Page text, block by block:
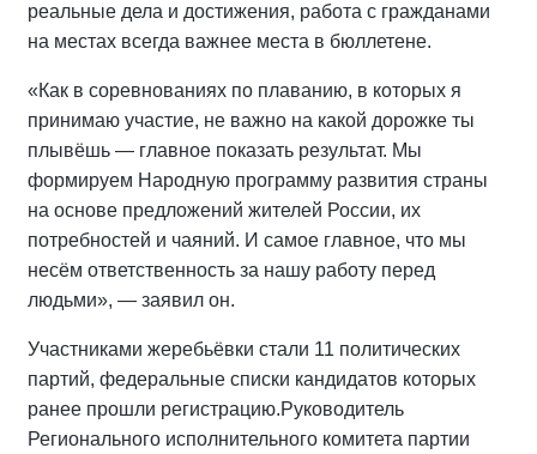
реальные дела и достижения, работа с гражданами
на местах всегда важнее места в бюллетене.
«Как в соревнованиях по плаванию, в которых я
принимаю участие, не важно на какой дорожке ты
плывёшь — главное показать результат. Мы
формируем Народную программу развития страны
на основе предложений жителей России, их
потребностей и чаяний. И самое главное, что мы
несём ответственность за нашу работу перед
людьми», — заявил он.
Участниками жеребьёвки стали 11 политических
партий, федеральные списки кандидатов которых
ранее прошли регистрацию.Руководитель
Регионального исполнительного комитета партии